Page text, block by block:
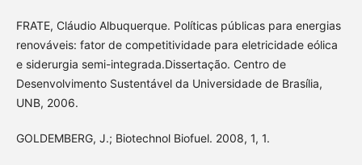
FRATE, Cláudio Albuquerque. Políticas públicas para energias
renováveis: fator de competitividade para eletricidade eólica
e siderurgia semi-integrada.Dissertação. Centro de
Desenvolvimento Sustentável da Universidade de Brasília,
UNB, 2006.
GOLDEMBERG, J.; Biotechnol Biofuel. 2008, 1, 1.